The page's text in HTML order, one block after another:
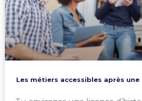
Les métiers accessibles après une